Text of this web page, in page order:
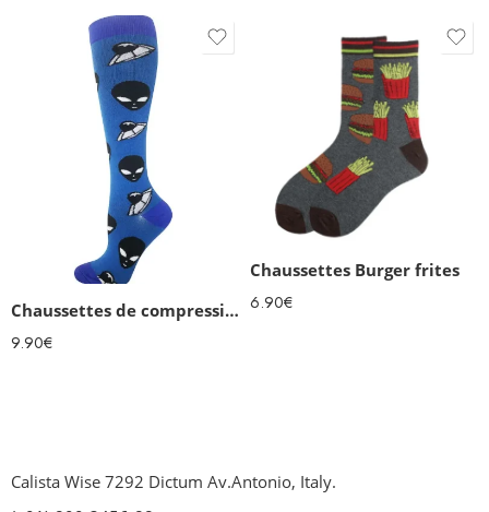
Chaussettes de compression Aliens
9.90€
Chaussettes Burger frites
6.90€
Calista Wise 7292 Dictum Av.Antonio, Italy.